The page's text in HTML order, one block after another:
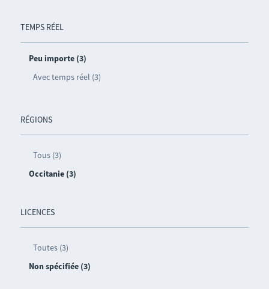
TEMPS RÉEL
Peu importe (3)
Avec temps réel (3)
RÉGIONS
Tous (3)
Occitanie (3)
LICENCES
Toutes (3)
Non spécifiée (3)